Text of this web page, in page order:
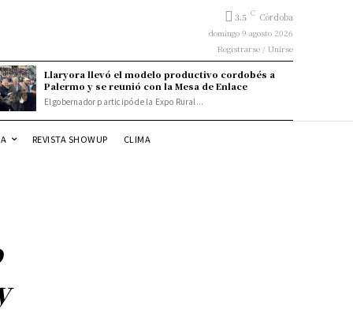
3.5 C Córdoba
domingo 9 agosto 2026
Registrarse / Unirse
Llaryora llevó el modelo productivo cordobés a
Palermo y se reunió con la Mesa de Enlace
El gobernador participó de la Expo Rural...
REVISTA SHOWUP CLIMA